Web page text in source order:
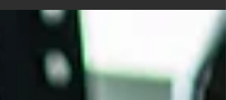
unterschätzt: die Darmgesundheit. Ein gesunder
Darm beeinflusst nicht nur die Verdauung, sondern
auch das Immunsystem, den Stoffwechsel, das
Energielevel und sogar die Stimmung. Wenn der
Darm nicht optimal arbeitet, bleiben nicht nur
Fortschritte im Training aus, sondern dein gesamtes
Wohlbefinden, deine Stimmung und unter U